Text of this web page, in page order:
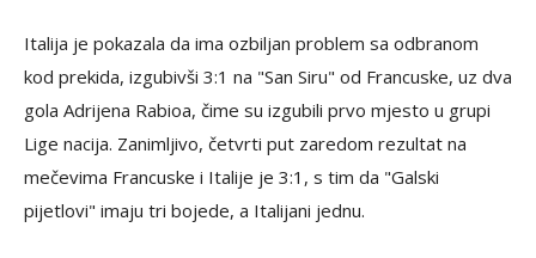
Italija je pokazala da ima ozbiljan problem sa odbranom
kod prekida, izgubivši 3:1 na "San Siru" od Francuske, uz dva
gola Adrijena Rabioa, čime su izgubili prvo mjesto u grupi
Lige nacija. Zanimljivo, četvrti put zaredom rezultat na
mečevima Francuske i Italije je 3:1, s tim da "Galski
pijetlovi" imaju tri bojede, a Italijani jednu.